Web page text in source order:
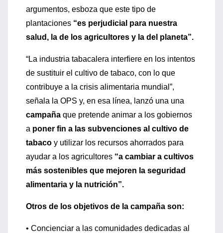
argumentos, esboza que este tipo de
plantaciones “es perjudicial para nuestra
salud, la de los agricultores y la del planeta”.
“La industria tabacalera interfiere en los intentos
de sustituir el cultivo de tabaco, con lo que
contribuye a la crisis alimentaria mundial”,
señala la OPS y, en esa línea, lanzó una una
campaña que pretende animar a los gobiernos
a poner fin a las subvenciones al cultivo de
tabaco y utilizar los recursos ahorrados para
ayudar a los agricultores “a cambiar a cultivos
más sostenibles que mejoren la seguridad
alimentaria y la nutrición”.
Otros de los objetivos de la campaña son:
• Concienciar a las comunidades dedicadas al